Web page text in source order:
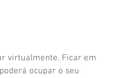
virtualmente. Ficar em
ocupar o seu